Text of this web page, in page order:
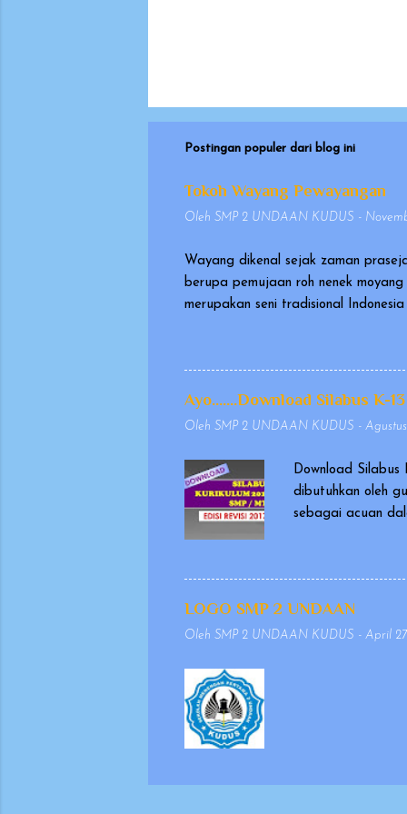
Postingan populer dari blog ini
Tokoh Wayang Pewayangan
Oleh SMP 2 UNDAAN KUDUS -
Wayang dikenal sejak zaman
berupa pemujaan roh nenek
merupakan seni tradisional
sangat berharga (Masterpiece of
memakai kostum, yang dikenal
Wayang yang dimainkan dalang ini
Ayo.......Download Silabus K-
Oleh SMP 2 UNDAAN KUDUS -
Download Silabus
dibutuhkan oleh
sebagai acuan
dikeluarkan pada
penulisan yang
agar
keselarasan
LOGO SMP 2 UNDAAN
Oleh SMP 2 UNDAAN KUDUS - April